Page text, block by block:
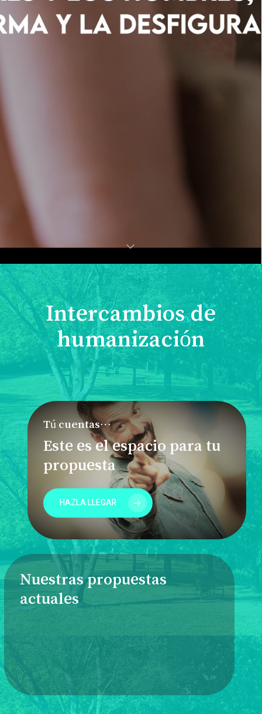
Intercambios de
humanización
Tú cuentas…
Este es el espacio para tu
propuesta
HAZLA LLEGAR
Nuestras propuestas
actuales